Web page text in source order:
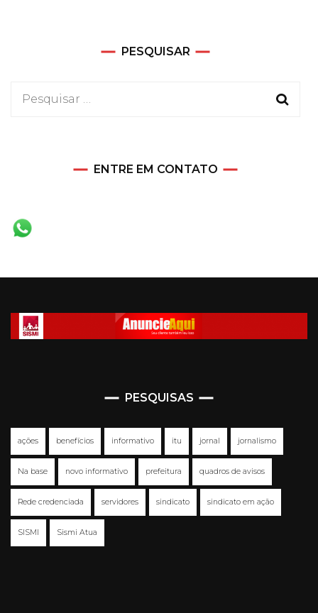
PESQUISAR
Pesquisar
ENTRE EM CONTATO
PESQUISAS
ações benefícios informativo itu jornal jornalismo
Na base novo informativo prefeitura quadros de avisos
Rede credenciada servidores sindicato sindicato em ação
SISMI Sismi Atua